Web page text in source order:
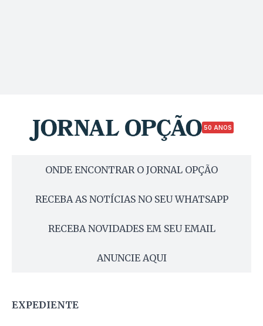
50 ANOS
ONDE ENCONTRAR O JORNAL OPÇÃO
RECEBA AS NOTÍCIAS NO SEU WHATSAPP
RECEBA NOVIDADES EM SEU EMAIL
ANUNCIE AQUI
EXPEDIENTE